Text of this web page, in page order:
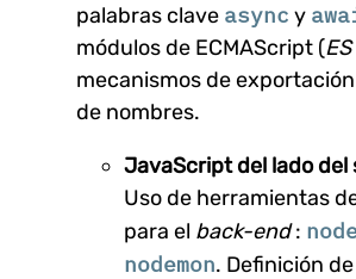
palabras clave async y
módulos de ECMAScript (
mecanismos de
de nombres.
JavaScript del lado del
Uso de herramientas
para el back-end:
nodemon. Definición